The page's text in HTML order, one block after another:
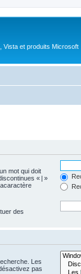
Vista et produits Microsoft
mot qui doit
« | »
des
Les
pas